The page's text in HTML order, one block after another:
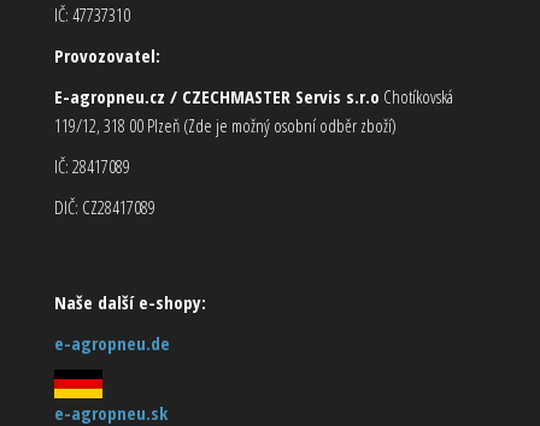
IČ: 47737310
Provozovatel:
E-agropneu.cz / CZECHMASTER Servis s.r.o Chotíkovská
119/12, 318 00 Plzeň (Zde je možný osobní odběr zboží)
IČ: 28417089
DIČ: CZ28417089
Naše další e-shopy:
e-agropneu.de
e-agropneu.sk